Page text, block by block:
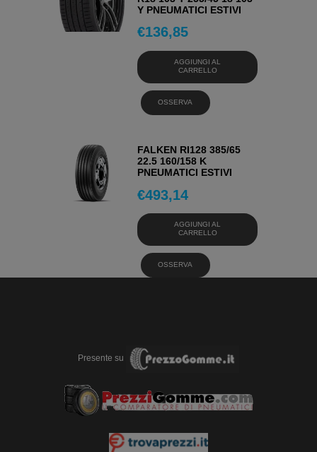
Y PNEUMATICI ESTIVI
€136,85
AGGIUNGI AL
CARRELLO
OSSERVA
FALKEN RI128 385/65
22.5 160/158 K
PNEUMATICI ESTIVI
€493,14
AGGIUNGI AL
CARRELLO
OSSERVA
Presente su